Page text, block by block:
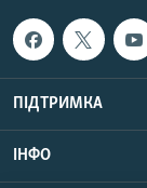
ПІДТРИМКА
ІНФО